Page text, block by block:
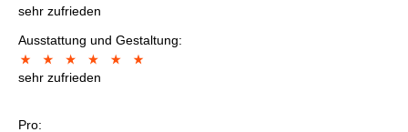
sehr zufrieden
Ausstattung und Gestaltung:
sehr zufrieden
Pro: